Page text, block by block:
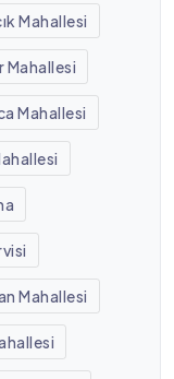
Mahallesi
Mahallesi
Mahallesi
Mahallesi